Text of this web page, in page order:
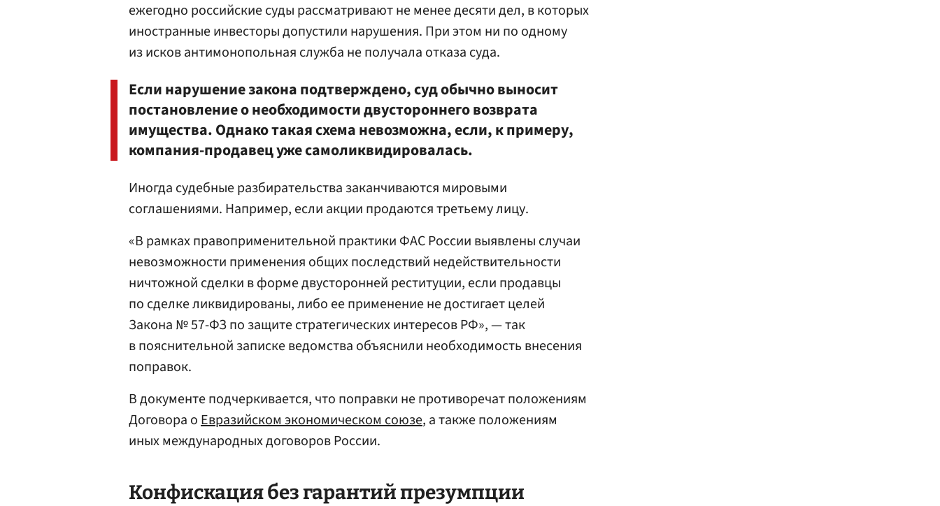
ежегодно российские суды рассматривают не менее десяти дел, в которых
иностранные инвесторы допустили нарушения. При этом ни по одному
из исков антимонопольная служба не получала отказа суда.
Если нарушение закона подтверждено, суд обычно выносит
постановление о необходимости двустороннего возврата
имущества. Однако такая схема невозможна, если, к примеру,
компания-продавец уже самоликвидировалась.
Иногда судебные разбирательства заканчиваются мировыми
соглашениями. Например, если акции продаются третьему лицу.
«В рамках правоприменительной практики ФАС России выявлены случаи
невозможности применения общих последствий недействительности
ничтожной сделки в форме двусторонней реституции, если продавцы
по сделке ликвидированы, либо ее применение не достигает целей
Закона № 57-ФЗ по защите стратегических интересов РФ», — так
в пояснительной записке ведомства объяснили необходимость внесения
поправок.
В документе подчеркивается, что поправки не противоречат положениям
Договора оЕвразийском экономическом союзе, а также положениям
иных международных договоров России.
Конфискация без гарантий презумпции